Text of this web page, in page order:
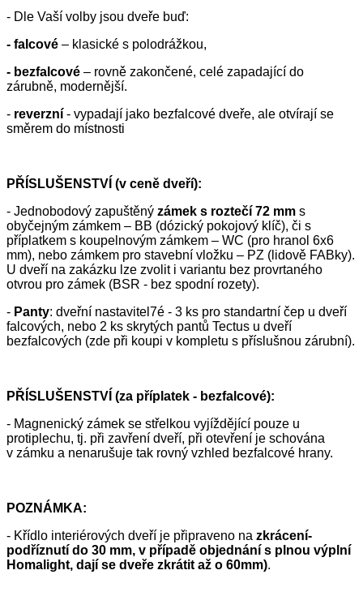
- Dle Vaší volby jsou dveře buď:
- falcové – klasické s polodrážkou,
- bezfalcové – rovně zakončené, celé zapadající do
zárubně, modernější.
- reverzní - vypadají jako bezfalcové dveře, ale otvírají se
směrem do místnosti
PŘÍSLUŠENSTVÍ (v ceně dveří):
- Jednobodový zapuštěný zámek s roztečí 72 mm s
obyčejným zámkem – BB (dózický pokojový klíč), či s
příplatkem s koupelnovým zámkem – WC (pro hranol 6x6
mm), nebo zámkem pro stavební vložku – PZ (lidově FABky).
U dveří na zakázku lze zvolit i variantu bez provrtaného
otvrou pro zámek (BSR - bez spodní rozety).
- Panty: dveřní nastavitel7é - 3 ks pro standartní čep u dveří
falcových, nebo 2 ks skrytých pantů Tectus u dveří
bezfalcových (zde při koupi v kompletu s příslušnou zárubní).
PŘÍSLUŠENSTVÍ (za příplatek - bezfalcové):
- Magnenický zámek se střelkou vyjíždějící pouze u
protiplechu, tj. při zavření dveří, při otevření je schována
v zámku a nenarušuje tak rovný vzhled bezfalcové hrany.
POZNÁMKA:
- Křídlo interiérových dveří je připraveno na zkrácení-
podříznutí do 30 mm, v případě objednání s plnou výplní
Homalight, dají se dveře zkrátit až o 60mm).